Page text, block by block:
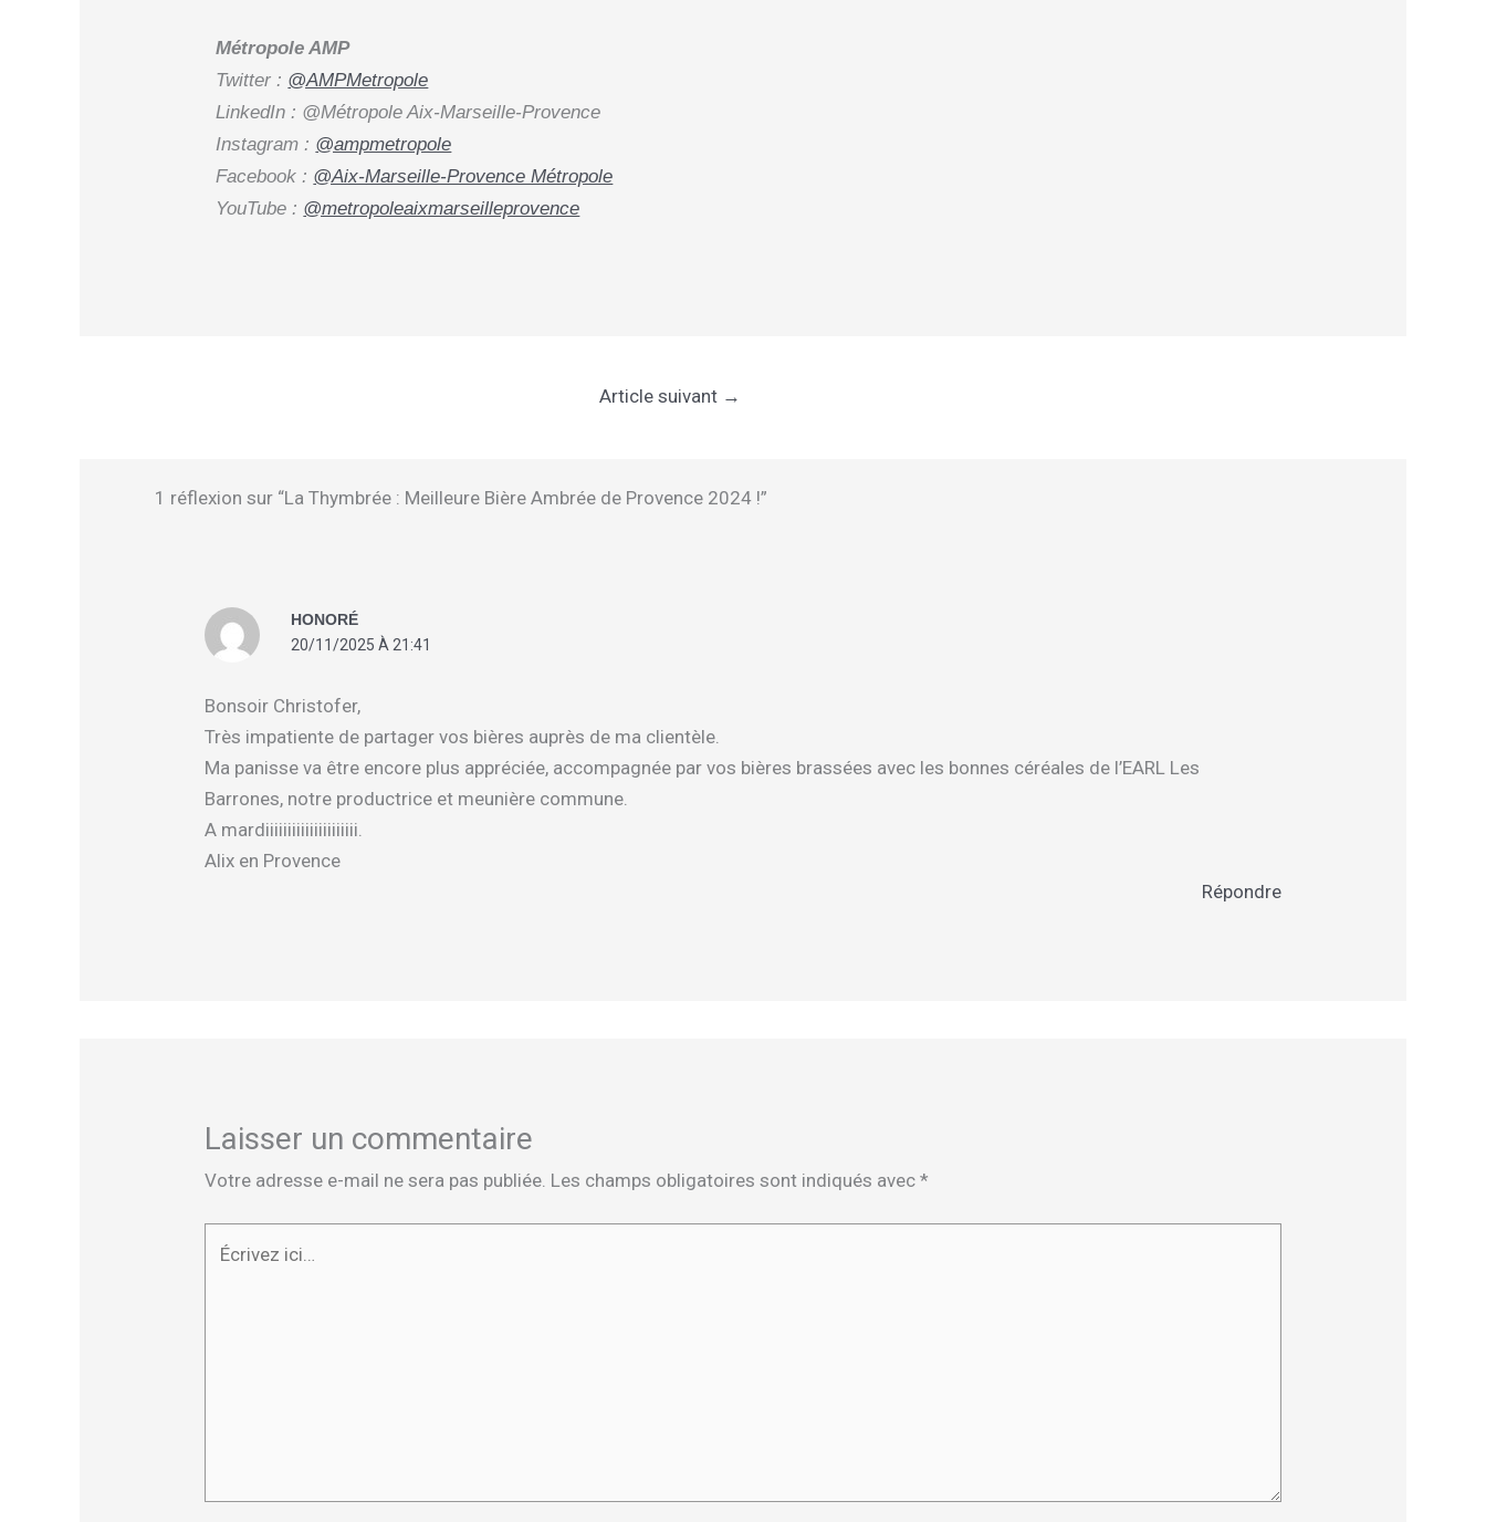
Métropole AMP
Twitter : @AMPMetropole
LinkedIn : @Métropole Aix-Marseille-Provence
Instagram : @ampmetropole
Facebook : @Aix-Marseille-Provence Métropole
YouTube : @metropoleaixmarseilleprovence
Article suivant →
1 réflexion sur “La Thymbrée : Meilleure Bière Ambrée de Provence 2024 !”
HONORÉ
20/11/2025 À 21:41
Bonsoir Christofer,
Très impatiente de partager vos bières auprès de ma clientèle.
Ma panisse va être encore plus appréciée, accompagnée par vos bières brassées avec les bonnes céréales de l’EARL Les
Barrones, notre productrice et meunière commune.
A mardiiiiiiiiiiiiiiiiiiiii.
Alix en Provence
Répondre
Laisser un commentaire
Votre adresse e-mail ne sera pas publiée. Les champs obligatoires sont indiqués avec*